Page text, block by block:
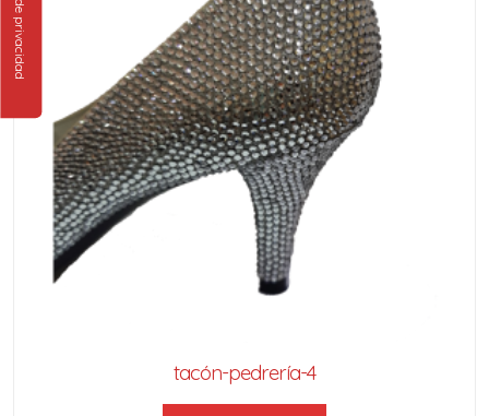
tacón-pedrería-4